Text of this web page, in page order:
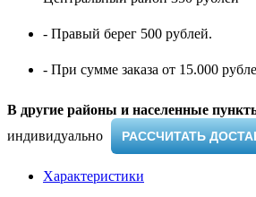
- Правый берег 500 рублей.
- При сумме заказа от 15.000
В другие районы и населенные
индивидуально ​
РАССЧИТАТЬ
Характеристики